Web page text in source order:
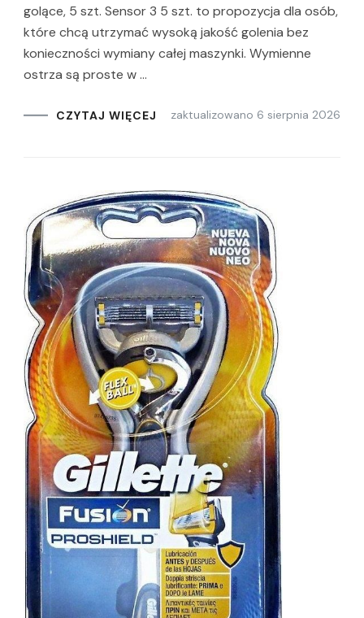
golące, 5 szt. Sensor 3 5 szt. to propozycja dla osób,
które chcą utrzymać wysoką jakość golenia bez
konieczności wymiany całej maszynki. Wymienne
ostrza są proste w …
CZYTAJ WIĘCEJ zaktualizowano 6 sierpnia 2026